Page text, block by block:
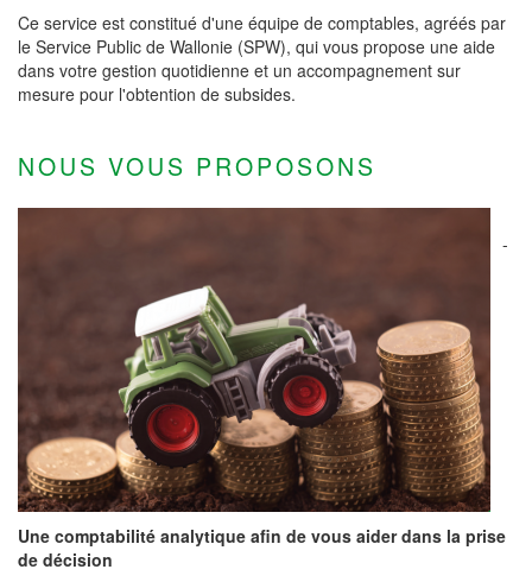
Ce service est constitué d'une équipe de comptables, agréés par
le Service Public de Wallonie (SPW), qui vous propose une aide
dans votre gestion quotidienne et un accompagnement sur
mesure pour l'obtention de subsides.
NOUS VOUS PROPOSONS
-
Une comptabilité analytique afin de vous aider dans la prise
de décision